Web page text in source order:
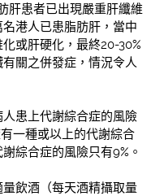
肝患者已出現嚴重肝纖維
港人已患脂肪肝，當中
或肝硬化，最終20-30%
關之併發症，情況令人
患上代謝綜合症的風險
一種或以上的代謝綜合
綜合症的風險只有9%。
飲酒（每天酒精攝取量